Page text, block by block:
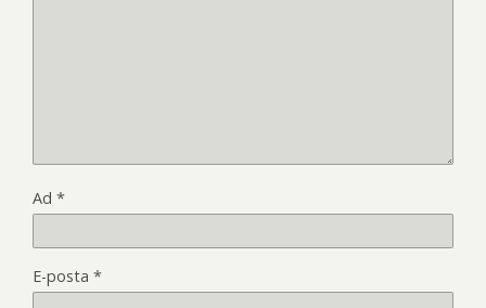
Ad *
E-posta *